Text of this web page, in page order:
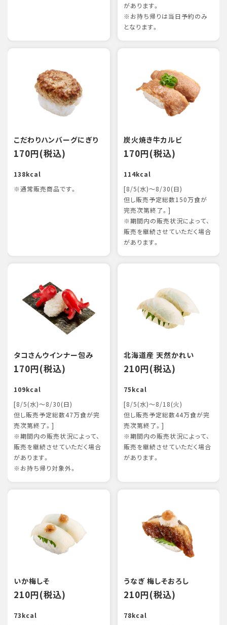
があります。
※お持ち帰りは当日予約のみ
となります。
こだわりハンバーグにぎり
170円(税込)
138kcal
※通常販売商品です。
炭火焼き牛カルビ
170円(税込)
114kcal
[8/5(水)～8/30(日)
但し販売予定総数150万食が
完売次第終了。]
※期間内の販売状況によって、
販売を継続させていただく場合
があります。
タコさんウインナー包み
170円(税込)
109kcal
[8/5(水)～8/30(日)
但し販売予定総数47万食が完
売次第終了。]
※期間内の販売状況によって、
販売を継続させていただく場合
があります。
※お持ち帰り対象外。
北海道産 天然かれい
210円(税込)
75kcal
[8/5(水)～8/18(火)
但し販売予定総数44万食が完
売次第終了。]
※期間内の販売状況によって、
販売を継続させていただく場合
があります。
いか梅しそ
210円(税込)
73kcal
うなぎ 梅しそおろし
210円(税込)
78kcal